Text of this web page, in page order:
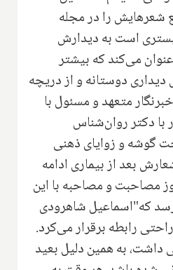
شعرهایش را در مجله
است به دیدارش
می‌کند که بیشتر
دوستانه و از دریچه
متعهد و مسئول با
با دکتر روان‌شناس
و زوایای ذهنی
بعد از بیماری ادامه
مصاحبت و مصاحبه با این
که"اسماعیل شاهرودی
رابطه برقرار می‌کرد.
به همین دلیل بعید